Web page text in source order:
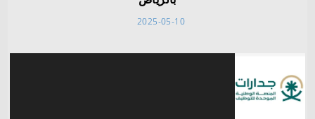
2025-05-10